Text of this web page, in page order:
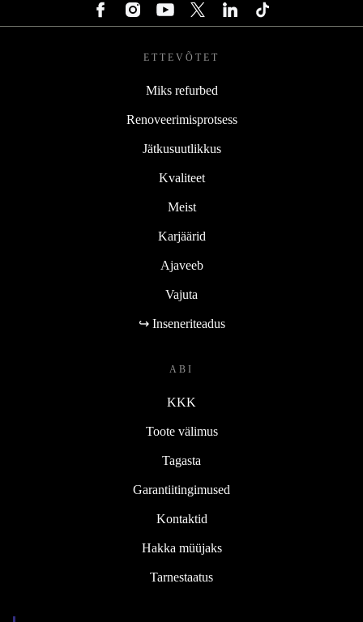
ETTEVÕTET
Miks refurbed
Renoveerimisprotsess
Jätkusuutlikkus
Kvaliteet
Meist
Karjäärid
Ajaveeb
Vajuta
↪ Inseneriteadus
ABI
KKK
Toote välimus
Tagasta
Garantiitingimused
Kontaktid
Hakka müüjaks
Tarnestaatus